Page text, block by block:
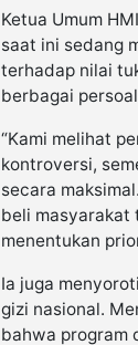
Ketua Umum
saat ini sedang
terhadap nilai
berbagai
“Kami melihat
kontroversi,
secara
beli masyarakat
menentukan
Ia juga
gizi nasional.
bahwa program